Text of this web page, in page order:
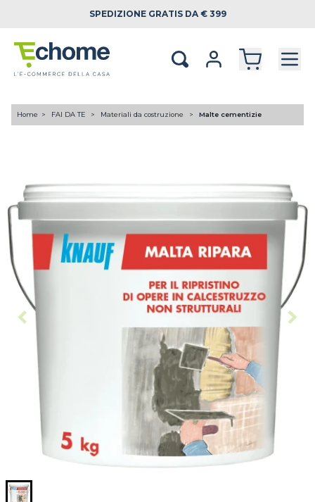
SPEDIZIONE GRATIS DA € 399
Home FAI DA TE Materiali da costruzione Malte cementizie